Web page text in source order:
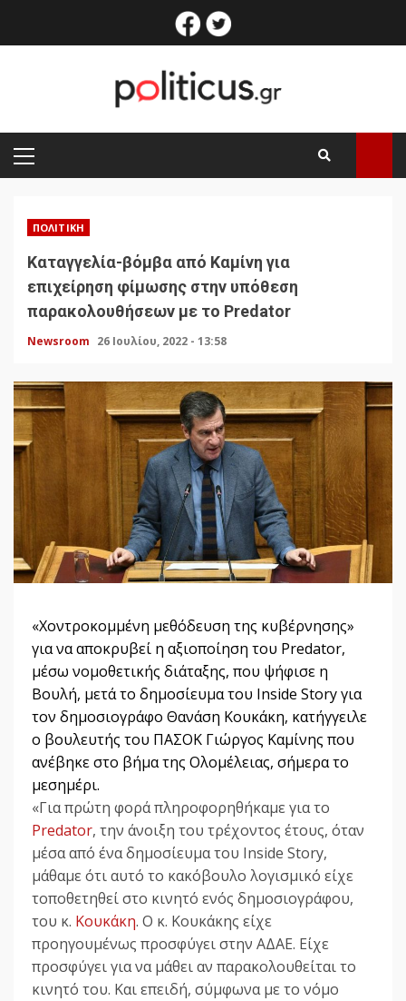
facebook
PRIMARY
MENU
ΠΟΛΙΤΙΚΉ
Καταγγελία-βόμβα από Καμίνη για
επιχείρηση φίμωσης στην υπόθεση
παρακολουθήσεων με το Predator
Newsroom 26 Ιουλίου, 2022 - 13:58
«Χοντροκομμένη μεθόδευση της κυβέρνησης»
για να αποκρυβεί η αξιοποίηση του Predator,
μέσω νομοθετικής διάταξης, που ψήφισε η
Βουλή, μετά το δημοσίευμα του Inside Story για
τον δημοσιογράφο Θανάση Κουκάκη, κατήγγειλε
ο βουλευτής του ΠΑΣΟΚ Γιώργος Καμίνης που
ανέβηκε στο βήμα της Ολομέλειας, σήμερα το
μεσημέρι.
«Για πρώτη φορά πληροφορηθήκαμε για το
Predator, την άνοιξη του τρέχοντος έτους, όταν
μέσα από ένα δημοσίευμα του Inside Story,
μάθαμε ότι αυτό το κακόβουλο λογισμικό είχε
τοποθετηθεί στο κινητό ενός δημοσιογράφου,
του κ. Κουκάκη. Ο κ. Κουκάκης είχε
προηγουμένως προσφύγει στην ΑΔΑΕ. Είχε
προσφύγει για να μάθει αν παρακολουθείται το
κινητό του. Και επειδή, σύμφωνα με το νόμο